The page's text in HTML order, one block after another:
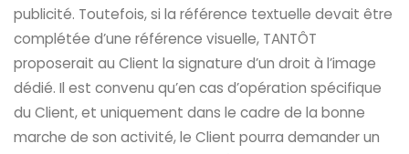
publicité. Toutefois, si la référence textuelle devait être
complétée d’une référence visuelle, TANTÔT
proposerait au Client la signature d’un droit à l’image
dédié. Il est convenu qu’en cas d’opération spécifique
du Client, et uniquement dans le cadre de la bonne
marche de son activité, le Client pourra demander un